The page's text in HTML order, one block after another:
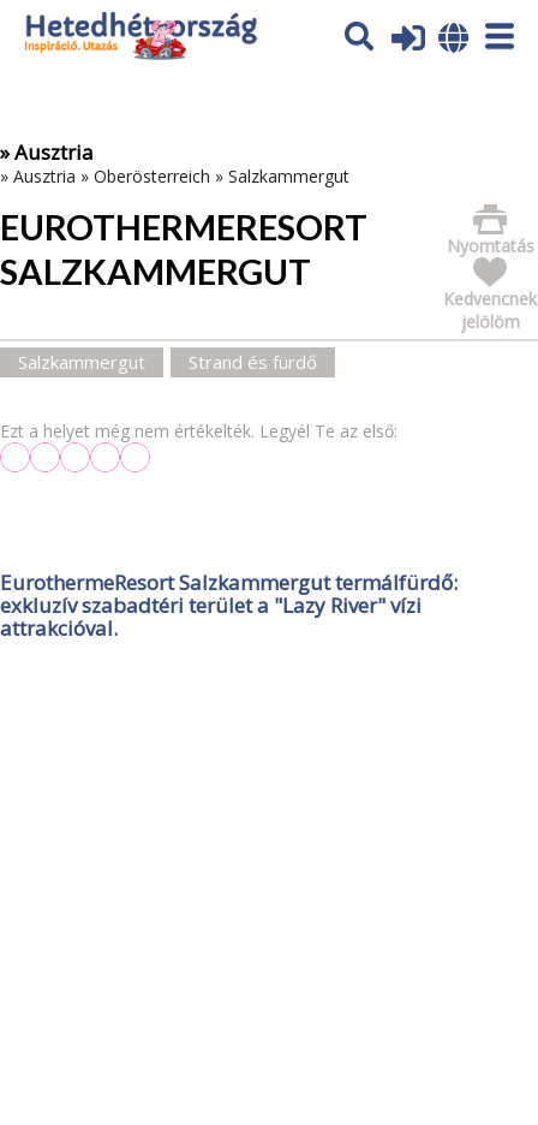
Az oldal sütiket (cookies) használ. További tájékoztatás itt:
Adatvédelmi tájékoztató
» Ausztria
» Ausztria » Oberösterreich » Salzkammergut
EUROTHERMERESORT
SALZKAMMERGUT
Nyomtatás
Kedvencnek
jelölöm
Salzkammergut Strand és fürdő
Ezt a helyet még nem értékelték. Legyél Te az első:
EurothermeResort Salzkammergut termálfürdő:
exkluzív szabadtéri terület a "Lazy River" vízi
attrakcióval.